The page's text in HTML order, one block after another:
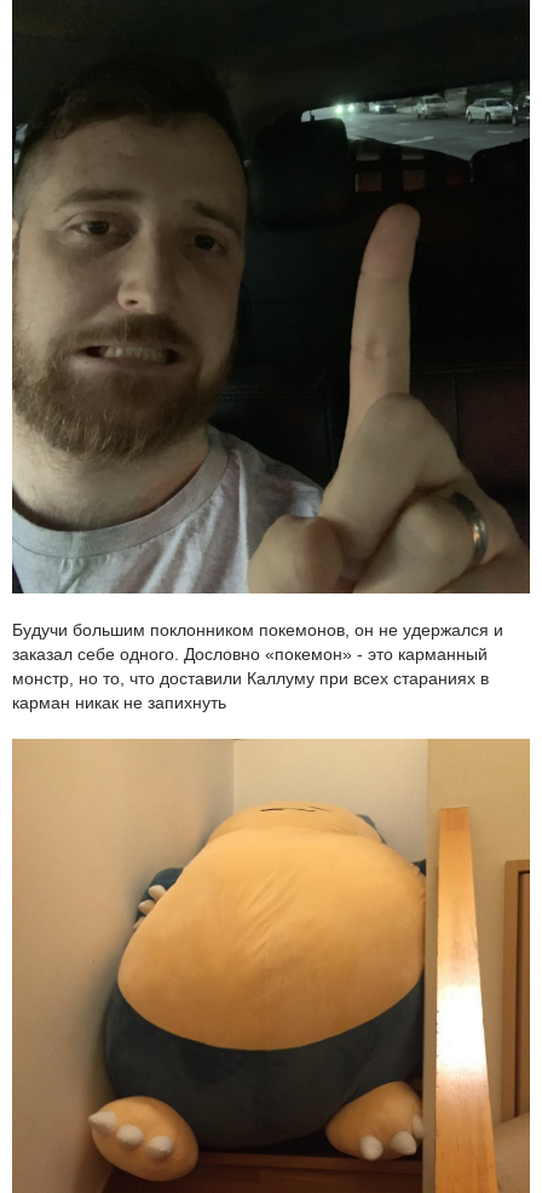
Будучи большим поклонником покемонов, он не удержался и
заказал себе одного. Дословно «покемон» - это карманный
монстр, но то, что доставили Каллуму при всех стараниях в
карман никак не запихнуть